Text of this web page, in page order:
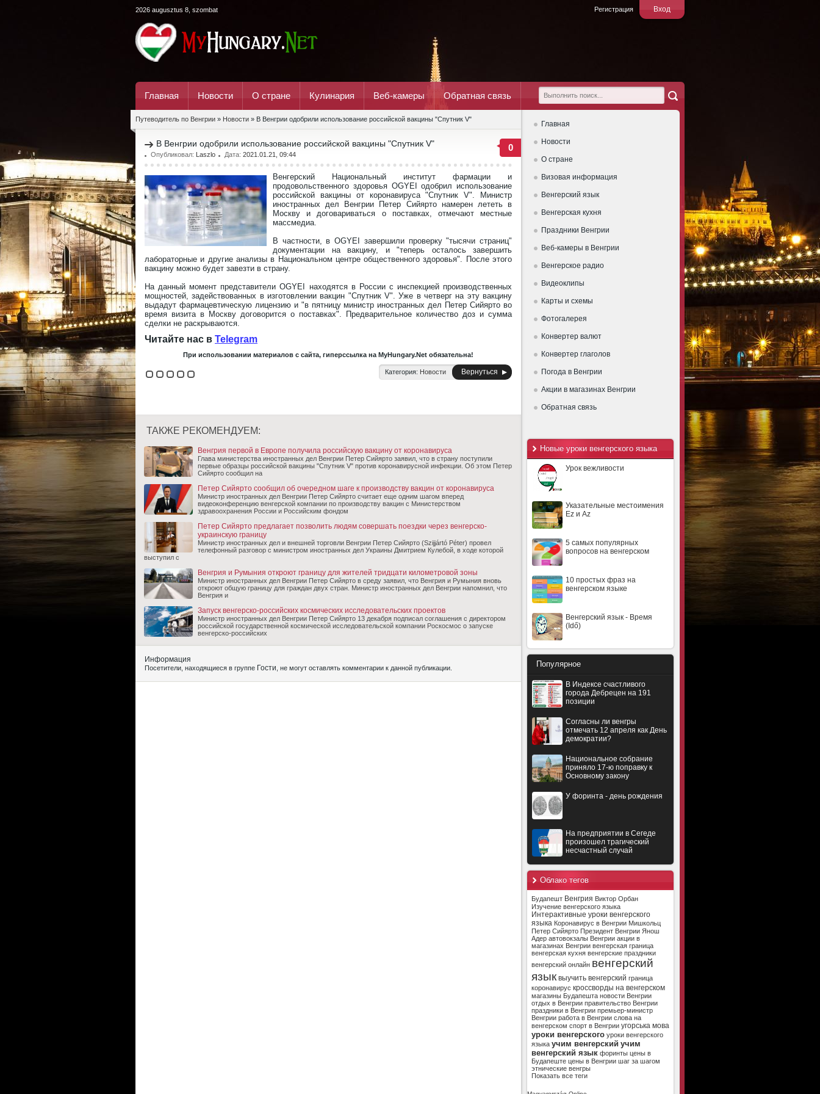
Вход
Регистрация
2026 augusztus 8, szombat
Главная Новости О стране Кулинария Веб-камеры Обратная связь
Главная
Новости
О стране
Визовая информация
Венгерский язык
Венгерская кухня
Праздники Венгрии
Веб-камеры в Венгрии
Венгерское радио
Видеоклипы
Карты и схемы
Фотогалерея
Конвертер валют
Конвертер глаголов
Погода в Венгрии
Акции в магазинах Венгрии
Обратная связь
Новые уроки венгерского языка
Урок вежливости
Указательные местоимения
Ez и Az
5 самых популярных
вопросов на венгерском
10 простых фраз на
венгерском языке
Венгерский язык - Время
(Idő)
Популярное
В Индексе счастливого
города Дебрецен на 191
позиции
Согласны ли венгры
отмечать 12 апреля как День
демократии?
Национальное собрание
приняло 17-ю поправку к
Основному закону
У форинта - день рождения
На предприятии в Сегеде
произошел трагический
несчастный случай
Облако тегов
Будапешт Венгрия Виктор Орбан
Изучение венгерского языка
Интерактивные уроки венгерского
языка Коронавирус в Венгрии Мишкольц
Петер Сийярто Президент Венгрии Янош
Адер автовокзалы Венгрии акции в
магазинах Венгрии венгерская граница
венгерская кухня венгерские праздники
венгерский онлайн венгерский
язык выучить венгерский граница
коронавирус кроссворды на венгерском
магазины Будапешта новости Венгрии
отдых в Венгрии правительство Венгрии
праздники в Венгрии премьер-министр
Венгрии работа в Венгрии слова на
венгерском спорт в Венгрии угорська мова
уроки венгерского уроки венгерского
языка учим венгерский учим
венгерский язык форинты цены в
Будапеште цены в Венгрии шаг за шагом
этнические венгры
Показать все теги
Путеводитель по Венгрии » Новости » В Венгрии одобрили использование российской вакцины "Спутник V"
0
В Венгрии одобрили использование российской вакцины "Спутник V"
Опубликовал: Laszlo Дата: 2021.01.21, 09:44
Венгерский Национальный институт фармации и
продовольственного здоровья OGYEI одобрил использование
российской вакцины от коронавируса "Спутник V". Министр
иностранных дел Венгрии Петер Сийярто намерен лететь в
Москву и договариваться о поставках, отмечают местные
массмедиа.
В частности, в OGYЕI завершили проверку "тысячи страниц"
документации на вакцину, и "теперь осталось завершить
лабораторные и другие анализы в Национальном центре общественного здоровья". После этого
вакцину можно будет завезти в страну.
На данный момент представители OGYEI находятся в России с инспекцией производственных
мощностей, задействованных в изготовлении вакцин "Спутник V". Уже в четверг на эту вакцину
выдадут фармацевтическую лицензию и "в пятницу министр иностранных дел Петер Сийярто во
время визита в Москву договорится о поставках". Предварительное количество доз и сумма
сделки не раскрываются.
Читайте нас в Telegram
При использовании материалов с сайта, гиперссылка на MyHungary.Net обязательна!
Категория: Новости Вернуться
ТАКЖЕ РЕКОМЕНДУЕМ:
Венгрия первой в Европе получила российскую вакцину от коронавируса
Глава министерства иностранных дел Венгрии Петер Сийярто заявил, что в страну поступили
первые образцы российской вакцины "Спутник V" против коронавирусной инфекции. Об этом Петер
Сийярто сообщил на
Петер Сийярто сообщил об очередном шаге к производству вакцин от коронавируса
Министр иностранных дел Венгрии Петер Сийярто считает еще одним шагом вперед
видеоконференцию венгерской компании по производству вакцин с Министерством
здравоохранения России и Российским фондом
Петер Сийярто предлагает позволить людям совершать поездки через венгерско-
украинскую границу
Министр иностранных дел и внешней торговли Венгрии Петер Сийярто (Szijjártó Péter) провел
телефонный разговор с министром иностранных дел Украины Дмитрием Кулебой, в ходе которой
выступил с
Венгрия и Румыния откроют границу для жителей тридцати километровой зоны
Министр иностранных дел Венгрии Петер Сийярто в среду заявил, что Венгрия и Румыния вновь
откроют общую границу для граждан двух стран. Министр иностранных дел Венгрии напомнил, что
Венгрия и
Запуск венгерско-российских космических исследовательских проектов
Министр иностранных дел Венгрии Петер Сийярто 13 декабря подписал соглашения с директором
российской государственной космической исследовательской компании Роскосмос о запуске
венгерско-российских
Информация
Посетители, находящиеся в группе Гости , не могут оставлять комментарии к данной публикации.